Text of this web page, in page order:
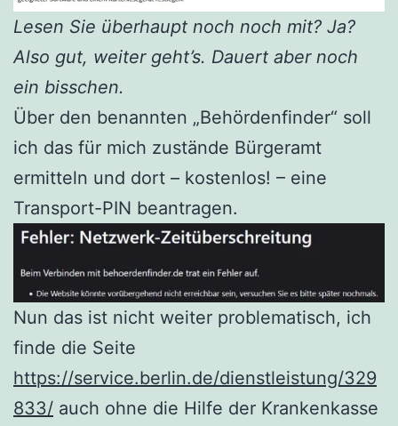
Lesen Sie überhaupt noch noch mit? Ja?
Also gut, weiter geht’s. Dauert aber noch
ein bisschen.
Über den benannten „Behördenfinder“ soll
ich das für mich zustände Bürgeramt
ermitteln und dort – kostenlos! – eine
Transport-PIN beantragen.
Nun das ist nicht weiter problematisch, ich
finde die Seite
https://service.berlin.de/dienstleistung/329
833/ auch ohne die Hilfe der Krankenkasse